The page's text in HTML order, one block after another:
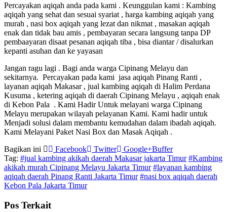
Percayakan aqiqah anda pada kami . Keunggulan kami : Kambing
aqiqah yang sehat dan sesuai syariat , harga kambing aqiqah yang
murah , nasi box aqiqah yang lezat dan nikmat , masakan aqiqah
enak dan tidak bau amis , pembayaran secara langsung tanpa DP
pembaayaran disaat pesanan aqiqah tiba , bisa diantar / disalurkan
kepanti asuhan dan ke yayasan
Jangan ragu lagi . Bagi anda warga Cipinang Melayu dan
sekitarnya. Percayakan pada kami jasa aqiqah Pinang Ranti ,
layanan aqiqah Makasar , jual kambing aqiqah di Halim Perdana
Kusuma , ketering aqiqah di daerah Cipinang Melayu , aqiqah enak
di Kebon Pala . Kami Hadir Untuk melayani warga Cipinang
Melayu merupakan wilayah pelayanan Kami. Kami hadir untuk
Menjadi solusi dalam membantu kemudahan dalam ibadah aqiqah.
Kami Melayani Paket Nasi Box dan Masak Aqiqah .
Bagikan ini
Facebook Twitter Google+Buffer
Tag: #jual kambing akikah daerah Makasar jakarta Timur #Kambing
akikah murah Cipinang Melayu Jakarta Timur #layanan kambing
aqiqah daerah Pinang Ranti Jakarta Timur #nasi box aqiqah daerah
Kebon Pala Jakarta Timur
Pos Terkait